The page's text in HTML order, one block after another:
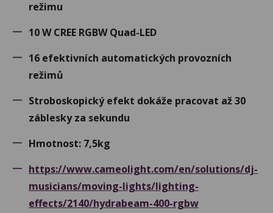
režimu
10 W CREE RGBW Quad-LED
16 efektivních automatických provozních
režimů
Stroboskopický efekt dokáže pracovat až 30
záblesky za sekundu
Hmotnost: 7,5kg
https://www.cameolight.com/en/solutions/dj-
musicians/moving-lights/lighting-
effects/2140/hydrabeam-400-rgbw